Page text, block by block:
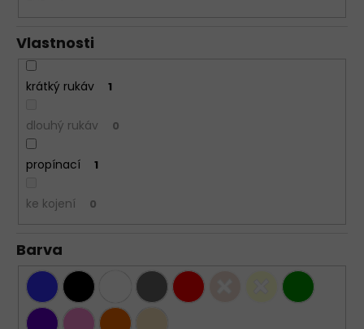
Vlastnosti
krátký rukáv 1
dlouhý rukáv 0
propínací 1
ke kojení 0
Barva